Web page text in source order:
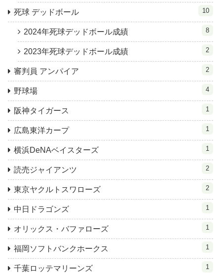
死球 デッドボール 10
2024年死球デッドボール成績 8
2023年死球デッドボール成績 2
審判員 アンパイア 2
野球場 4
阪神タイガース 1
広島東洋カープ 1
横浜DeNAベイスターズ 1
読売ジャイアンツ 2
東京ヤクルトスワローズ 2
中日ドラゴンズ 1
オリックス・バファローズ 1
福岡ソフトバンクホークス 1
千葉ロッテマリーンズ 1